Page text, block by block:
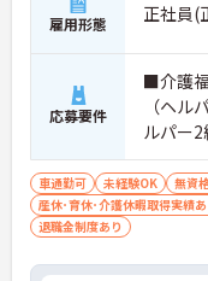
雇用形態 正社員(
応募要件
■介護
（ヘ
ルパー
車通勤可 未経験OK 無資
産休･育休･介護休暇取得実績あ
退職金制度あり